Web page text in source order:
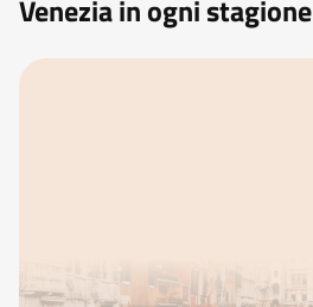
Venezia in ogni stagione